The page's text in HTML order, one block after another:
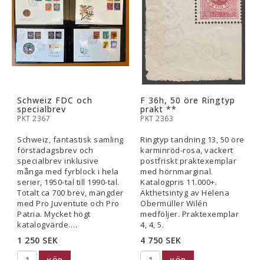
Schweiz FDC och
specialbrev
PKT 2367
Schweiz, fantastisk samling
förstadagsbrev och
specialbrev inklusive
många med fyrblock i hela
serier, 1950-tal till 1990-tal.
Totalt ca 700 brev, mängder
med Pro Juventute och Pro
Patria. Mycket högt
katalogvärde.…
1 250 SEK
F 36h, 50 öre Ringtyp
prakt **
PKT 2363
Ringtyp tandning 13, 50 öre
karminröd-rosa, vackert
postfriskt praktexemplar
med hörnmarginal.
Katalogpris 11.000+.
Äkthetsintyg av Helena
Obermüller Wilén
medföljer. Praktexemplar
4, 4, 5.
4 750 SEK